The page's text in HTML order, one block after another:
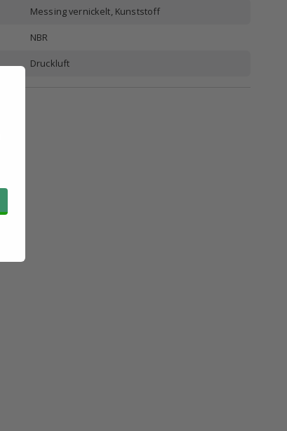
Messing vernickelt, Kunststoff
NBR
Druckluft